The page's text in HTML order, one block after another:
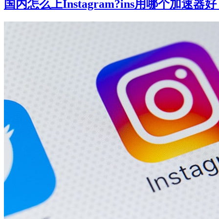
国内怎么上Instagram?ins用哪个加速器